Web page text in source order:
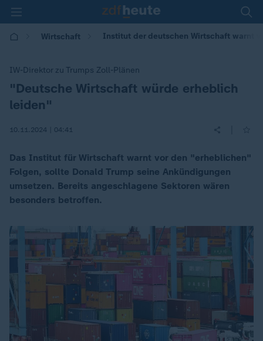
Wirtschaft Institut der deutschen Wirtschaft warnt
IW-Direktor zu Trumps Zoll-Plänen
:"Deutsche Wirtschaft würde erheblich
leiden"
10.11.2024 | 04:41
Das Institut für Wirtschaft warnt vor den "erheblichen"
Folgen, sollte Donald Trump seine Ankündigungen
umsetzen. Bereits angeschlagene Sektoren wären
besonders betroffen.